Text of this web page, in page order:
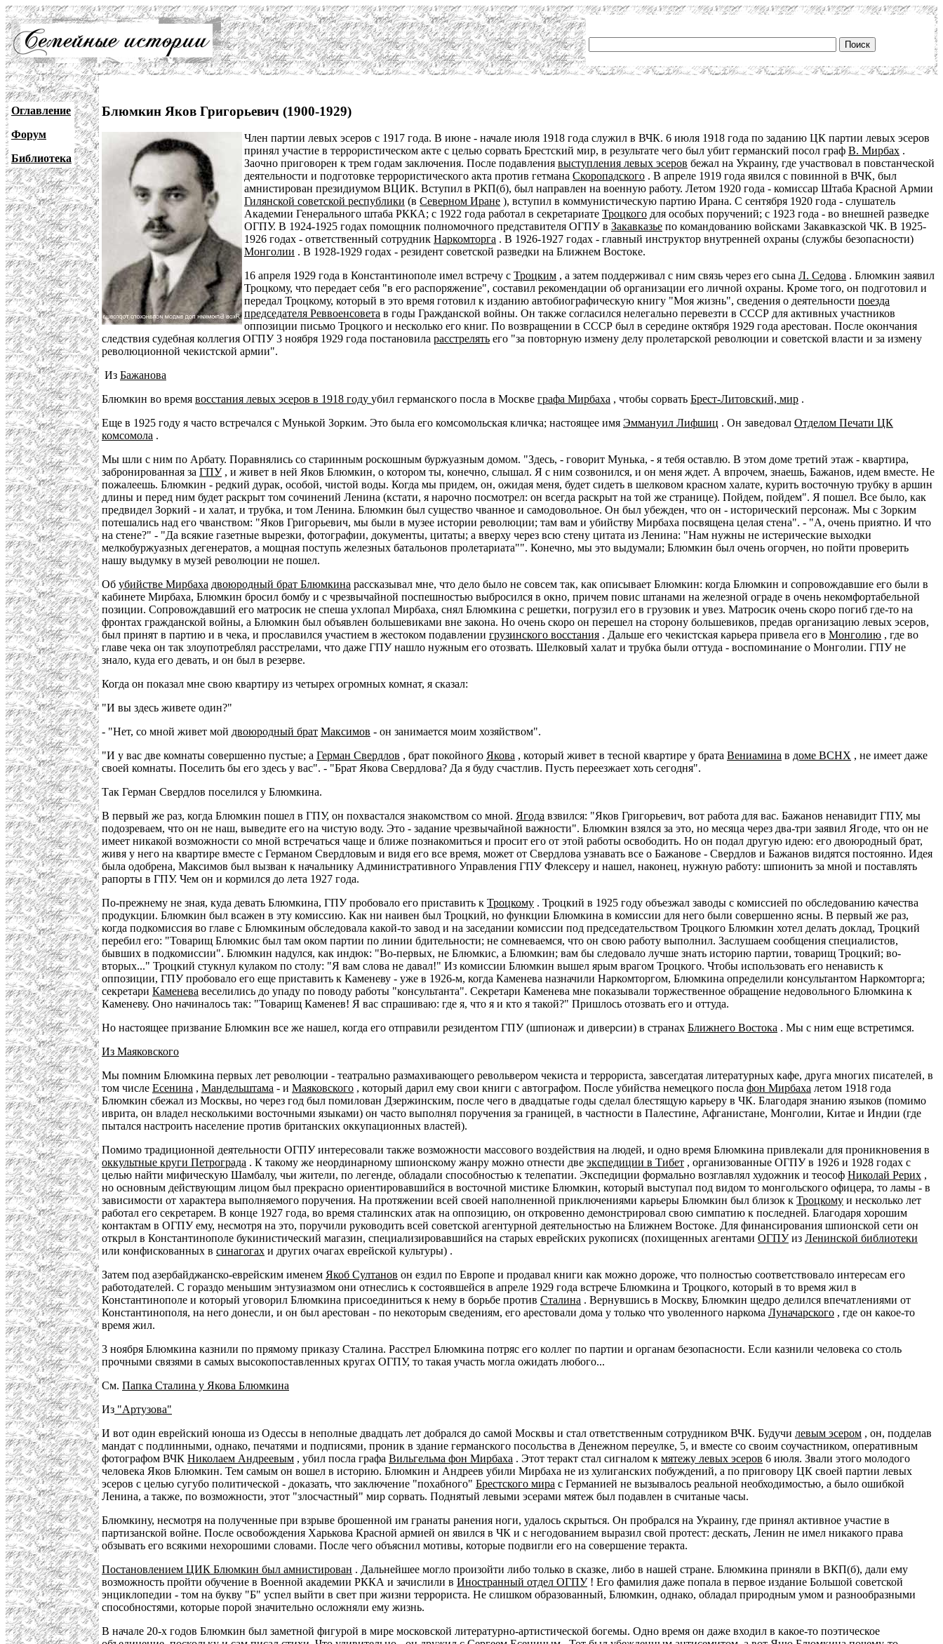
Оглавление
Форум
Библиотека
Блюмкин Яков Григорьевич (1900-1929)
Член партии левых эсеров с 1917 года. В июне - начале июля 1918 года служил в ВЧК. 6 июля 1918 года по заданию ЦК партии левых эсеров
принял участие в террористическом акте с целью сорвать Брестский мир, в результате чего был убит германский посол граф В. Мирбах .
Заочно приговорен к трем годам заключения. После подавления выступления левых эсеров бежал на Украину, где участвовал в повстанческой
деятельности и подготовке террористического акта против гетмана Скоропадского . В апреле 1919 года явился с повинной в ВЧК, был
амнистирован президиумом ВЦИК. Вступил в РКП(б), был направлен на военную работу. Летом 1920 года - комиссар Штаба Красной Армии
Гилянской советской республики (в Северном Иране ), вступил в коммунистическую партию Ирана. С сентября 1920 года - слушатель
Академии Генерального штаба РККА; с 1922 года работал в секретариате Троцкого для особых поручений; с 1923 года - во внешней разведке
ОГПУ. В 1924-1925 годах помощник полномочного представителя ОГПУ в Закавказье по командованию войсками Закавказской ЧК. В 1925-
1926 годах - ответственный сотрудник Наркомторга . В 1926-1927 годах - главный инструктор внутренней охраны (службы безопасности)
Монголии . В 1928-1929 годах - резидент советской разведки на Ближнем Востоке.
16 апреля 1929 года в Константинополе имел встречу с Троцким , а затем поддерживал с ним связь через его сына Л. Седова . Блюмкин заявил
Троцкому, что передает себя "в его распоряжение", составил рекомендации об организации его личной охраны. Кроме того, он подготовил и
передал Троцкому, который в это время готовил к изданию автобиографическую книгу "Моя жизнь", сведения о деятельности поезда
председателя Реввоенсовета в годы Гражданской войны. Он также согласился нелегально перевезти в СССР для активных участников
оппозиции письмо Троцкого и несколько его книг. По возвращении в СССР был в середине октября 1929 года арестован. После окончания
следствия судебная коллегия ОГПУ 3 ноября 1929 года постановила расстрелять его "за повторную измену делу пролетарской революции и советской власти и за измену
революционной чекистской армии".
Из Бажанова
Блюмкин во время восстания левых эсеров в 1918 году убил германского посла в Москве графа Мирбаха , чтобы сорвать Брест-Литовский, мир .
Еще в 1925 году я часто встречался с Мунькой Зорким. Это была его комсомольская кличка; настоящее имя Эммануил Лифшиц . Он заведовал Отделом Печати ЦК
комсомола .
Мы шли с ним по Арбату. Поравнялись со старинным роскошным буржуазным домом. "Здесь, - говорит Мунька, - я тебя оставлю. В этом доме третий этаж - квартира,
забронированная за ГПУ, и живет в ней Яков Блюмкин, о котором ты, конечно, слышал. Я с ним созвонился, и он меня ждет. А впрочем, знаешь, Бажанов, идем вместе. Не
пожалеешь. Блюмкин - редкий дурак, особой, чистой воды. Когда мы придем, он, ожидая меня, будет сидеть в шелковом красном халате, курить восточную трубку в аршин
длины и перед ним будет раскрыт том сочинений Ленина (кстати, я нарочно посмотрел: он всегда раскрыт на той же странице). Пойдем, пойдем". Я пошел. Все было, как
предвидел Зоркий - и халат, и трубка, и том Ленина. Блюмкин был существо чванное и самодовольное. Он был убежден, что он - исторический персонаж. Мы с Зорким
потешались над его чванством: "Яков Григорьевич, мы были в музее истории революции; там вам и убийству Мирбаха посвящена целая стена". - "А, очень приятно. И что
на стене?" - "Да всякие газетные вырезки, фотографии, документы, цитаты; а вверху через всю стену цитата из Ленина: "Нам нужны не истерические выходки
мелкобуржуазных дегенератов, а мощная поступь железных батальонов пролетариата"". Конечно, мы это выдумали; Блюмкин был очень огорчен, но пойти проверить
нашу выдумку в музей революции не пошел.
Об убийстве Мирбаха двоюродный брат Блюмкина рассказывал мне, что дело было не совсем так, как описывает Блюмкин: когда Блюмкин и сопровождавшие его были в
кабинете Мирбаха, Блюмкин бросил бомбу и с чрезвычайной поспешностью выбросился в окно, причем повис штанами на железной ограде в очень некомфортабельной
позиции. Сопровождавший его матросик не спеша ухлопал Мирбаха, снял Блюмкина с решетки, погрузил его в грузовик и увез. Матросик очень скоро погиб где-то на
фронтах гражданской войны, а Блюмкин был объявлен большевиками вне закона. Но очень скоро он перешел на сторону большевиков, предав организацию левых эсеров,
был принят в партию и в чека, и прославился участием в жестоком подавлении грузинского восстания . Дальше его чекистская карьера привела его в Монголию , где во
главе чека он так злоупотреблял расстрелами, что даже ГПУ нашло нужным его отозвать. Шелковый халат и трубка были оттуда - воспоминание о Монголии. ГПУ не
знало, куда его девать, и он был в резерве.
Когда он показал мне свою квартиру из четырех огромных комнат, я сказал:
"И вы здесь живете один?"
- "Нет, со мной живет мой двоюродный брат Максимов - он занимается моим хозяйством".
"И у вас две комнаты совершенно пустые; а Герман Свердлов , брат покойного Якова , который живет в тесной квартире у брата Вениамина в доме ВСНХ , не имеет даже
своей комнаты. Поселить бы его здесь у вас". - "Брат Якова Свердлова? Да я буду счастлив. Пусть переезжает хоть сегодня".
Так Герман Свердлов поселился у Блюмкина.
В первый же раз, когда Блюмкин пошел в ГПУ, он похвастался знакомством со мной. Ягода взвился: "Яков Григорьевич, вот работа для вас. Бажанов ненавидит ГПУ, мы
подозреваем, что он не наш, выведите его на чистую воду. Это - задание чрезвычайной важности". Блюмкин взялся за это, но месяца через два-три заявил Ягоде, что он не
имеет никакой возможности со мной встречаться чаще и ближе познакомиться и просит его от этой работы освободить. Но он подал другую идею: его двоюродный брат,
живя у него на квартире вместе с Германом Свердловым и видя его все время, может от Свердлова узнавать все о Бажанове - Свердлов и Бажанов видятся постоянно. Идея
была одобрена, Максимов был вызван к начальнику Административного Управления ГПУ Флексеру и нашел, наконец, нужную работу: шпионить за мной и поставлять
рапорты в ГПУ. Чем он и кормился до лета 1927 года.
По-прежнему не зная, куда девать Блюмкина, ГПУ пробовало его приставить к Троцкому . Троцкий в 1925 году объезжал заводы с комиссией по обследованию качества
продукции. Блюмкин был всажен в эту комиссию. Как ни наивен был Троцкий, но функции Блюмкина в комиссии для него были совершенно ясны. В первый же раз,
когда подкомиссия во главе с Блюмкиным обследовала какой-то завод и на заседании комиссии под председательством Троцкого Блюмкин хотел делать доклад, Троцкий
перебил его: "Товарищ Блюмкис был там оком партии по линии бдительности; не сомневаемся, что он свою работу выполнил. Заслушаем сообщения специалистов,
бывших в подкомиссии". Блюмкин надулся, как индюк: "Во-первых, не Блюмкис, а Блюмкин; вам бы следовало лучше знать историю партии, товарищ Троцкий; во-
вторых..." Троцкий стукнул кулаком по столу: "Я вам слова не давал!" Из комиссии Блюмкин вышел ярым врагом Троцкого. Чтобы использовать его ненависть к
оппозиции, ГПУ пробовало его еще приставить к Каменеву - уже в 1926-м, когда Каменева назначили Наркомторгом, Блюмкина определили консультантом Наркомторга;
секретари Каменева веселились до упаду по поводу работы "консультанта". Секретари Каменева мне показывали торжественное обращение недовольного Блюмкина к
Каменеву. Оно начиналось так: "Товарищ Каменев! Я вас спрашиваю: где я, что я и кто я такой?" Пришлось отозвать его и оттуда.
Но настоящее призвание Блюмкин все же нашел, когда его отправили резидентом ГПУ (шпионаж и диверсии) в странах Ближнего Востока . Мы с ним еще встретимся.
Из Маяковского
Мы помним Блюмкина первых лет революции - театрально размахивающего револьвером чекиста и террориста, завсегдатая литературных кафе, друга многих писателей, в
том числе Есенина , Мандельштама - и Маяковского , который дарил ему свои книги с автографом. После убийства немецкого посла фон Мирбаха летом 1918 года
Блюмкин сбежал из Москвы, но через год был помилован Дзержинским, после чего в двадцатые годы сделал блестящую карьеру в ЧК. Благодаря знанию языков (помимо
иврита, он владел несколькими восточными языками) он часто выполнял поручения за границей, в частности в Палестине, Афганистане, Монголии, Китае и Индии (где
пытался настроить население против британских оккупационных властей).
Помимо традиционной деятельности ОГПУ интересовали также возможности массового воздействия на людей, и одно время Блюмкина привлекали для проникновения в
оккультные круги Петрограда . К такому же неординарному шпионскому жанру можно отнести две экспедиции в Тибет , организованные ОГПУ в 1926 и 1928 годах с
целью найти мифическую Шамбалу, чьи жители, по легенде, обладали способностью к телепатии. Экспедиции формально возглавлял художник и теософ Николай Рерих ,
но основным действующим лицом был прекрасно ориентировавшийся в восточной мистике Блюмкин, который выступал под видом то монгольского офицера, то ламы - в
зависимости от характера выполняемого поручения. На протяжении всей своей наполненной приключениями карьеры Блюмкин был близок к Троцкому и несколько лет
работал его секретарем. В конце 1927 года, во время сталинских атак на оппозицию, он откровенно демонстрировал свою симпатию к последней. Благодаря хорошим
контактам в ОГПУ ему, несмотря на это, поручили руководить всей советской агентурной деятельностью на Ближнем Востоке. Для финансирования шпионской сети он
открыл в Константинополе букинистический магазин, специализировавшийся на старых еврейских рукописях (похищенных агентами ОГПУиз Ленинской библиотеки
или конфискованных в синагогах и других очагах еврейской культуры) .
Затем под азербайджанско-еврейским именем Якоб Султанов он ездил по Европе и продавал книги как можно дороже, что полностью соответствовало интересам его
работодателей. С гораздо меньшим энтузиазмом они отнеслись к состоявшейся в апреле 1929 года встрече Блюмкина и Троцкого, который в то время жил в
Константинополе и который уговорил Блюмкина присоединиться к нему в борьбе против Сталина . Вернувшись в Москву, Блюмкин щедро делился впечатлениями от
Константинополя, на него донесли, и он был арестован - по некоторым сведениям, его арестовали дома у только что уволенного наркома Луначарского , где он какое-то
время жил.
3 ноября Блюмкина казнили по прямому приказу Сталина. Расстрел Блюмкина потряс его коллег по партии и органам безопасности. Если казнили человека со столь
прочными связями в самых высокопоставленных кругах ОГПУ, то такая участь могла ожидать любого...
См. Папка Сталина у Якова Блюмкина
Из "Артузова"
И вот один еврейский юноша из Одессы в неполные двадцать лет добрался до самой Москвы и стал ответственным сотрудником ВЧК. Будучи левым эсером , он, подделав
мандат с подлинными, однако, печатями и подписями, проник в здание германского посольства в Денежном переулке, 5, и вместе со своим соучастником, оперативным
фотографом ВЧК Николаем Андреевым , убил посла графа Вильгельма фон Мирбаха . Этот теракт стал сигналом к мятежу левых эсеров 6 июля. Звали этого молодого
человека Яков Блюмкин. Тем самым он вошел в историю. Блюмкин и Андреев убили Мирбаха не из хулиганских побуждений, а по приговору ЦК своей партии левых
эсеров с целью сугубо политической - доказать, что заключение "похабного" Брестского мира с Германией не вызывалось реальной необходимостью, а было ошибкой
Ленина, а также, по возможности, этот "злосчастный" мир сорвать. Поднятый левыми эсерами мятеж был подавлен в считаные часы.
Блюмкину, несмотря на полученные при взрыве брошенной им гранаты ранения ноги, удалось скрыться. Он пробрался на Украину, где принял активное участие в
партизанской войне. После освобождения Харькова Красной армией он явился в ЧК и с негодованием выразил свой протест: дескать, Ленин не имел никакого права
обзывать его всякими нехорошими словами. После чего объяснил мотивы, которые подвигли его на совершение теракта.
Постановлением ЦИК Блюмкин был амнистирован . Дальнейшее могло произойти либо только в сказке, либо в нашей стране. Блюмкина приняли в ВКП(б), дали ему
возможность пройти обучение в Военной академии РККА и зачислили в Иностранный отдел ОГПУ! Его фамилия даже попала в первое издание Большой советской
энциклопедии - том на букву "Б" успел выйти в свет при жизни террориста. Не слишком образованный, Блюмкин, однако, обладал природным умом и разнообразными
способностями, которые порой значительно осложняли ему жизнь.
В начале 20-х годов Блюмкин был заметной фигурой в мире московской литературно-артистической богемы. Одно время он даже входил в какое-то поэтическое